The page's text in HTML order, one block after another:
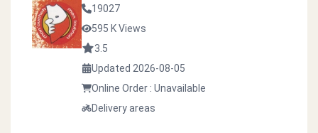
19027
595 K Views
3.5
Updated 2026-08-05
Online Order : Unavailable
Delivery areas